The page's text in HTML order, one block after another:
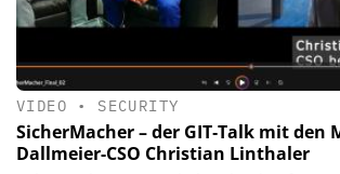
VIDEO • SECURITY
SicherMacher – der GIT‑Talk mit
Dallmeier-CSO Christian Linthaler